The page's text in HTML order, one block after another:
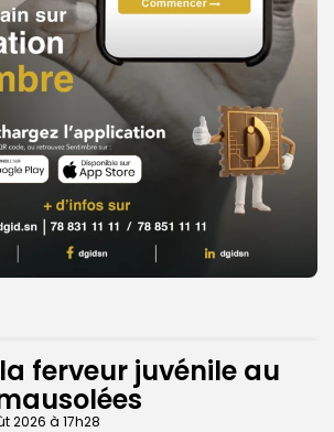
ferveur juvénile au
2026 à 17h28